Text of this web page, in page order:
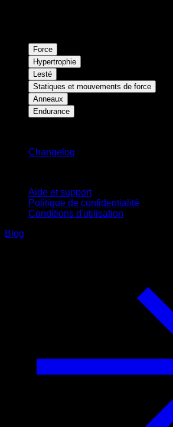
Force
Hypertrophie
Lesté
Statiques et mouvements de force
Anneaux
Endurance
Changelog
Aide et support
Politique de confidentialité
Conditions d'utilisation
Blog